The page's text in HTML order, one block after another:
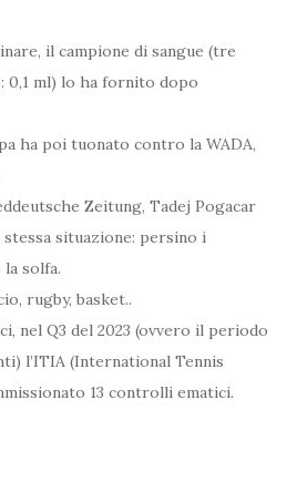
il campione di sangue (tre
0,1 ml) lo ha fornito dopo
ha poi tuonato contro la WADA,
Zeitung, Tadej Pogacar
situazione: persino i
solfa.
rugby, basket..
nel Q3 del 2023 (ovvero il periodo
l’ITIA (International Tennis
13 controlli ematici.